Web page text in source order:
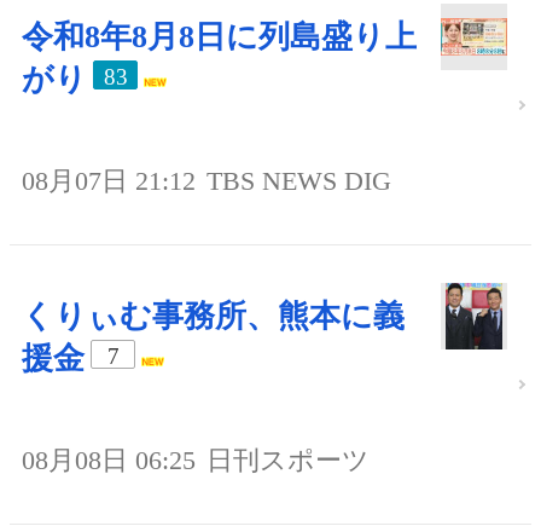
令和8年8月8日に列島盛り上
がり
83
08月07日 21:12 TBS NEWS DIG
くりぃむ事務所、熊本に義
援金
7
08月08日 06:25 日刊スポーツ